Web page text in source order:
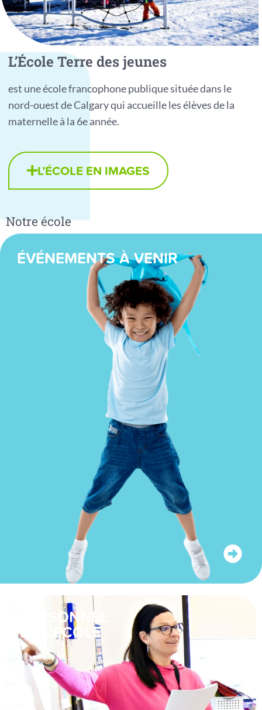
L’École Terre des jeunes
est une école francophone publique située dans le
nord-ouest de Calgary qui accueille les élèves de la
maternelle à la 6e année.
L’ÉCOLE EN IMAGES
Notre école
ÉVÉNEMENTS À VENIR
PERSONNEL
DE L'ÉCOLE